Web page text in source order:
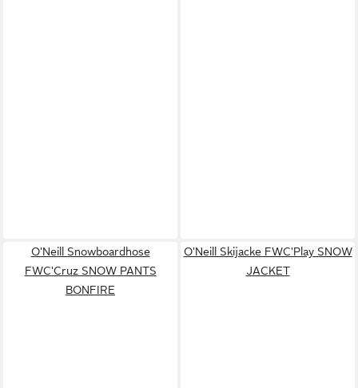
O'Neill Snowboardhose
FWC'Cruz SNOW PANTS
BONFIRE
O'Neill Skijacke FWC'Play SNOW
JACKET